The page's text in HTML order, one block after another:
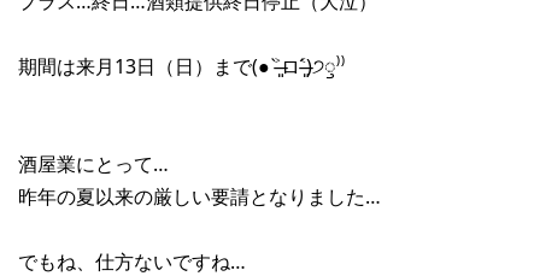
期間は来月13日（日）まで(● ˃̶͈̀ロ˂̶͈́)੭ꠥ⁾⁾
酒屋業にとって…
昨年の夏以来の厳しい要請となりました…
でもね、仕方ないですね…